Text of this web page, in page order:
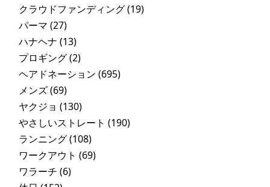
クラウドファンディング(19)
パーマ (27)
ハナヘナ (13)
プロギング(2)
ヘアドネーション (695)
メンズ(69)
ヤクジョ (130)
やさしいストレート (190)
ランニング(108)
ワークアウト (69)
ワラーチ (6)